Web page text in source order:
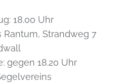
18.00 Uhr
Rantum, Strandweg 7
gegen 18.20 Uhr